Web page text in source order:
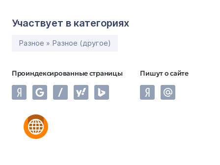
Участвует в категориях
Разное » Разное (другое)
Проиндексированные страницы Пишут о сайте